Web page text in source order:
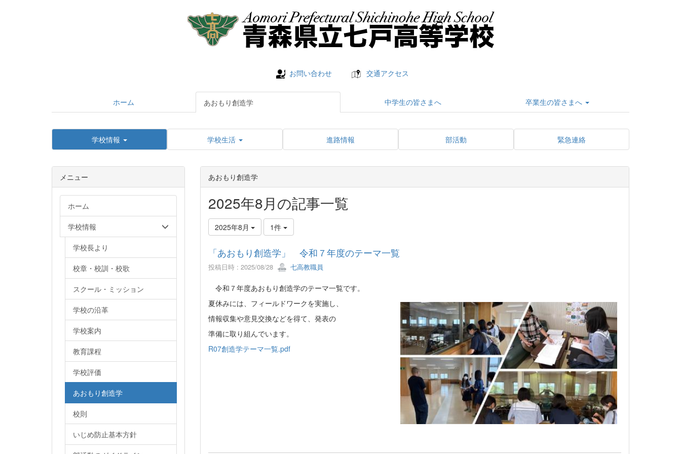
お問い合わせ 交通アクセス
ホーム あおもり創造学 中学生の皆さまへ 卒業生の皆さまへ
学校情報 学校生活 進路情報 部活動 緊急連絡
あおもり創造学
2025年8月の記事一覧
2025年8月 1件
「あおもり創造学」 令和７年度のテーマ一覧
投稿日時 : 2025/08/28 七高教職員
令和７年度あおもり創造学のテーマ一覧です。
夏休みには、フィールドワークを実施し、
情報収集や意見交換などを得て、発表の
準備に取り組んでいます。
R07創造学テーマ一覧.pdf
メニュー
ホーム
学校情報
学校長より
校章・校訓・校歌
スクール・ミッション
学校の沿革
学校案内
教育課程
学校評価
あおもり創造学
校則
いじめ防止基本方針